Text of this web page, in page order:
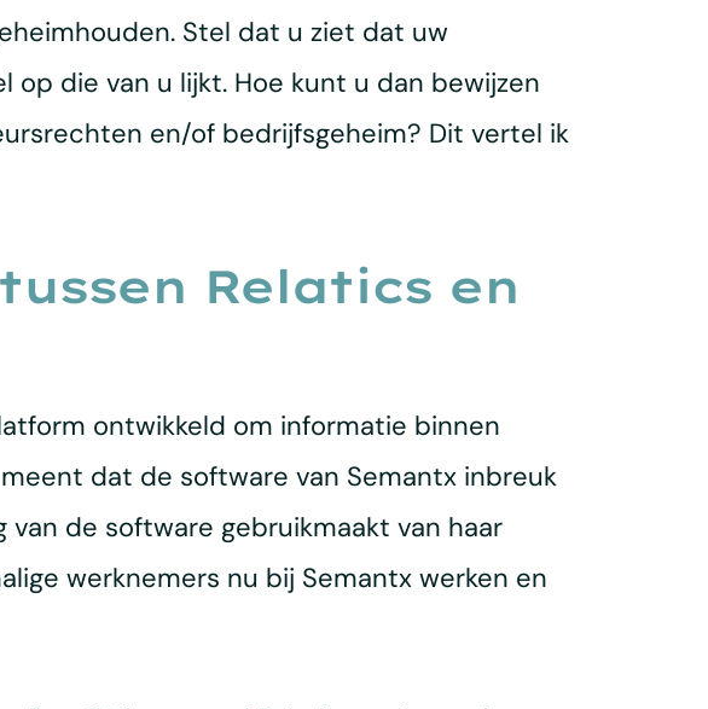
Stel dat u ziet dat uw
die van u lijkt. Hoe kunt u dan bewijzen
en/of bedrijfsgeheim? Dit vertel ik
Relatics en
ontwikkeld om informatie binnen
dat de software van Semantx inbreuk
de software gebruikmaakt van haar
werknemers nu bij Semantx werken en